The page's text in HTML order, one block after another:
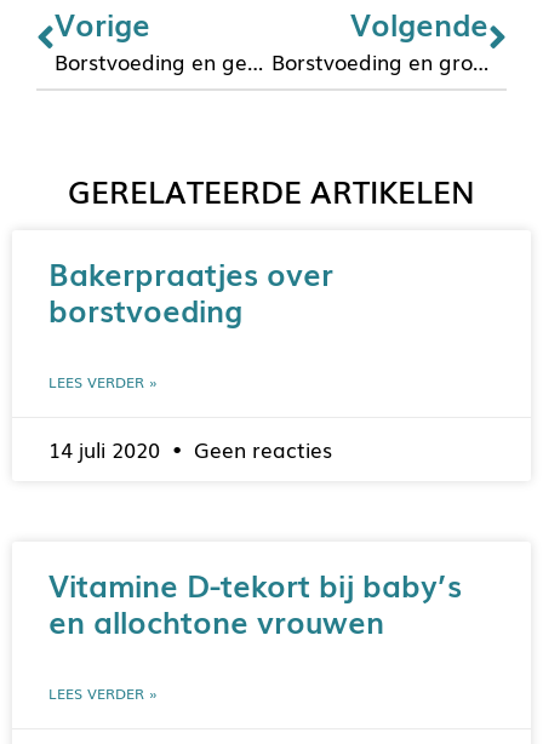
Vorige
Borstvoeding en geneesmiddelen
Volgende
Borstvoeding en groeicurves [1]: meten is weten
GERELATEERDE ARTIKELEN
Bakerpraatjes over
borstvoeding
LEES VERDER »
14 juli 2020 Geen reacties
Vitamine D-tekort bij baby’s
en allochtone vrouwen
LEES VERDER »